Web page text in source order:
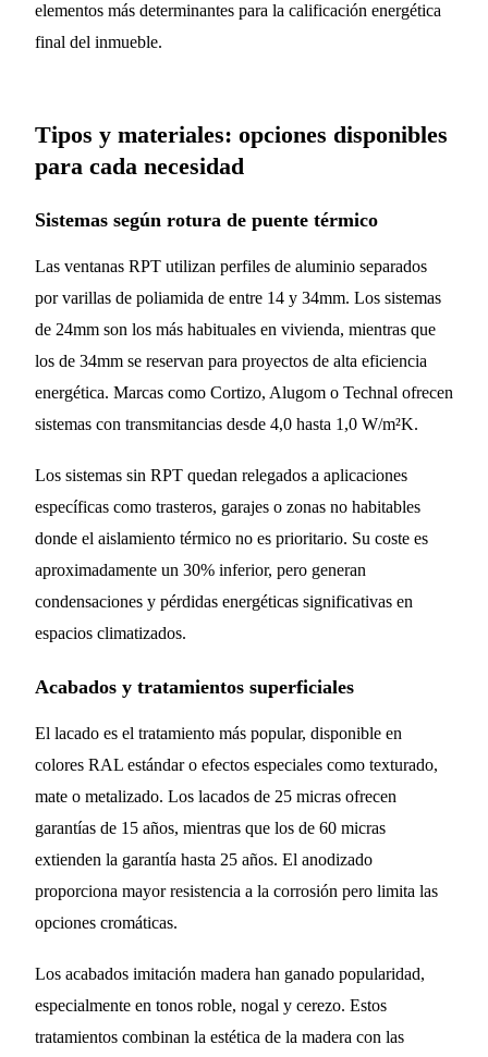
elementos más determinantes para la calificación energética
final del inmueble.
Tipos y materiales: opciones disponibles
para cada necesidad
Sistemas según rotura de puente térmico
Las ventanas RPT utilizan perfiles de aluminio separados
por varillas de poliamida de entre 14 y 34mm. Los sistemas
de 24mm son los más habituales en vivienda, mientras que
los de 34mm se reservan para proyectos de alta eficiencia
energética. Marcas como Cortizo, Alugom o Technal ofrecen
sistemas con transmitancias desde 4,0 hasta 1,0 W/m²K.
Los sistemas sin RPT quedan relegados a aplicaciones
específicas como trasteros, garajes o zonas no habitables
donde el aislamiento térmico no es prioritario. Su coste es
aproximadamente un 30% inferior, pero generan
condensaciones y pérdidas energéticas significativas en
espacios climatizados.
Acabados y tratamientos superficiales
El lacado es el tratamiento más popular, disponible en
colores RAL estándar o efectos especiales como texturado,
mate o metalizado. Los lacados de 25 micras ofrecen
garantías de 15 años, mientras que los de 60 micras
extienden la garantía hasta 25 años. El anodizado
proporciona mayor resistencia a la corrosión pero limita las
opciones cromáticas.
Los acabados imitación madera han ganado popularidad,
especialmente en tonos roble, nogal y cerezo. Estos
tratamientos combinan la estética de la madera con las